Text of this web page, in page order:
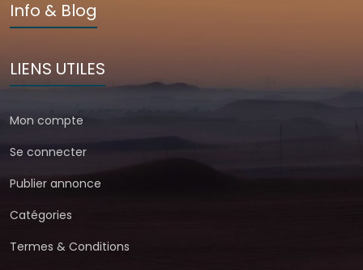
Info & Blog
LIENS UTILES
Mon compte
Se connecter
Publier annonce
Catégories
Termes & Conditions